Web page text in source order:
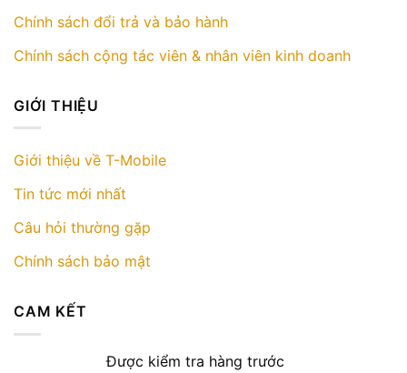
Chính sách đổi trả và bảo hành
Chính sách cộng tác viên & nhân viên kinh doanh
GIỚI THIỆU
Giới thiệu về T-Mobile
Tin tức mới nhất
Câu hỏi thường gặp
Chính sách bảo mật
CAM KẾT
Được kiểm tra hàng trước